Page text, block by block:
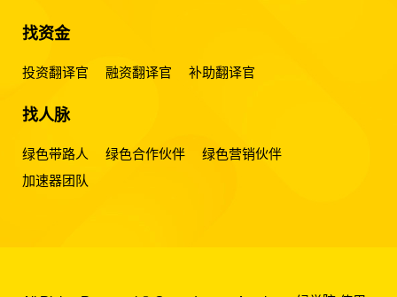
找资金
投资翻译官 融资翻译官 补助翻译官
找人脉
绿色带路人 绿色合作伙伴
绿色营销伙伴
加速器团队